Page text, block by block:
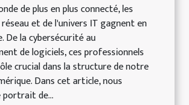
de plus en plus connecté, les
et de l'univers IT gagnent en
De la cybersécurité au
de logiciels, ces professionnels
crucial dans la structure de notre
Dans cet article, nous
portrait de...